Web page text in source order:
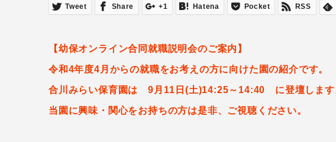
Tweet Share +1 Hatena Pocket RSS
【幼保オンライン合同就職説明会のご案内】
令和4年度4月からの就職をお考えの方に向けた園の紹介です。
合川みらい保育園は 9月11日(土)14:25～14:40 に登壇します
当園に興味・関心をお持ちの方は是非、ご視聴ください。